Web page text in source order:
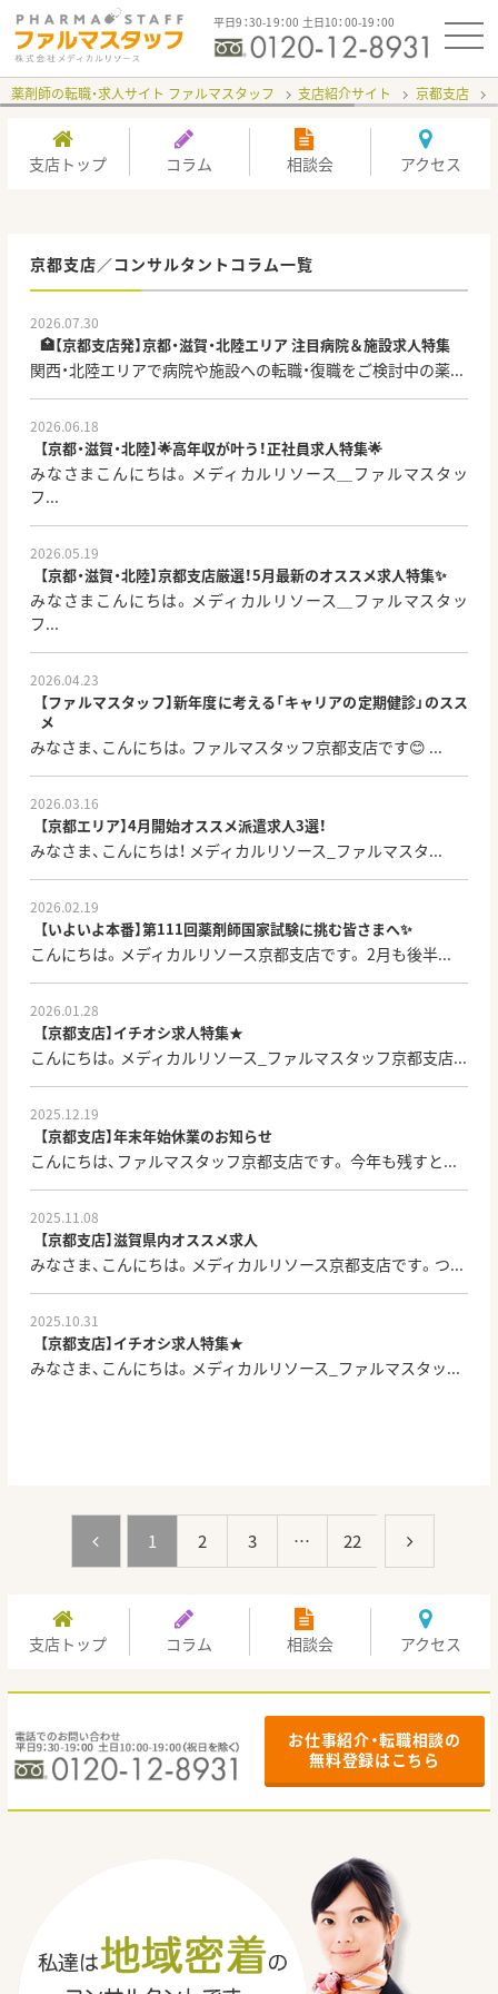
平日9：30-19：00 土日10：00-19：00
薬剤師の転職・求人サイト ファルマスタッフ 支店紹介サイト 京都支店
支店トップ コラム 相談会 アクセス
京都支店／コンサルタントコラム一覧
2026.07.30
🏥【京都支店発】京都・滋賀・北陸エリア 注目病院＆施設求人特集
関西・北陸エリアで病院や施設への転職・復職をご検討中の薬...
2026.06.18
【京都・滋賀・北陸】🌟高年収が叶う！正社員求人特集🌟
みなさまこんにちは。メディカルリソース＿ファルマスタッ
フ...
2026.05.19
【京都・滋賀・北陸】京都支店厳選！5月最新のオススメ求人特集✨
みなさまこんにちは。メディカルリソース＿ファルマスタッ
フ...
2026.04.23
【ファルマスタッフ】新年度に考える「キャリアの定期健診」のスス
メ
みなさま、こんにちは。ファルマスタッフ京都支店です😊 ...
2026.03.16
【京都エリア】4月開始オススメ派遣求人3選！
みなさま、こんにちは！ メディカルリソース_ファルマスタ...
2026.02.19
【いよいよ本番】第111回薬剤師国家試験に挑む皆さまへ✨
こんにちは。メディカルリソース京都支店です。 2月も後半...
2026.01.28
【京都支店】イチオシ求人特集★
こんにちは。メディカルリソース_ファルマスタッフ京都支店...
2025.12.19
【京都支店】年末年始休業のお知らせ
こんにちは、ファルマスタッフ京都支店です。 今年も残すと...
2025.11.08
【京都支店】滋賀県内オススメ求人
みなさま、こんにちは。メディカルリソース京都支店です。つ...
2025.10.31
【京都支店】イチオシ求人特集★
みなさま、こんにちは。メディカルリソース_ファルマスタッ...
1 2 3 … 22
支店トップ コラム 相談会 アクセス
お仕事紹介・転職相談の
無料登録はこちら